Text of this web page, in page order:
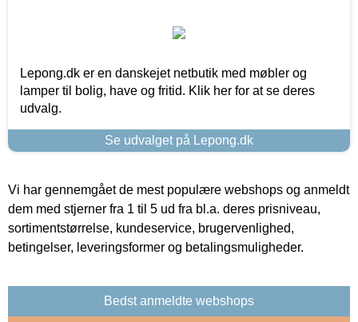
Lepong.dk er en danskejet netbutik med møbler og
lamper til bolig, have og fritid. Klik her for at se deres
udvalg.
Se udvalget på Lepong.dk
Vi har gennemgået de mest populære webshops og anmeldt
dem med stjerner fra 1 til 5 ud fra bl.a. deres prisniveau,
sortimentstørrelse, kundeservice, brugervenlighed,
betingelser, leveringsformer og betalingsmuligheder.
Bedst anmeldte webshops